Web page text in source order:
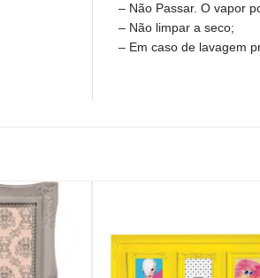
– Não Passar. O vapor
– Não limpar a seco;
– Em caso de lavagem